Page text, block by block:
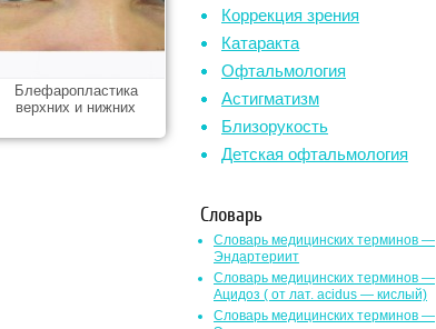
Блефаропластика
верхних и нижних
Коррекция зрения
Катаракта
Офтальмология
Астигматизм
Близорукость
Детская офтальмология
Словарь
Словарь медицинских терминов —
Эндартериит
Словарь медицинских терминов —
Ацидоз ( от лат. асidus — кислый)
Словарь медицинских терминов —